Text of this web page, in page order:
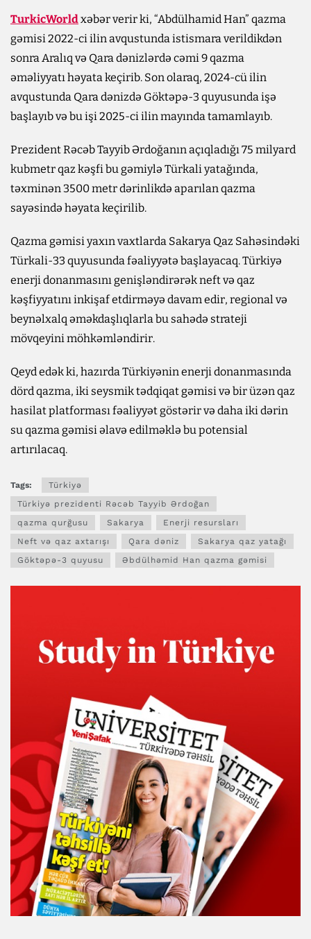
TurkicWorldxəbər verir ki, “Abdülhamid Han” qazma
gəmisi 2022-ci ilin avqustunda istismara verildikdən
sonra Aralıq və Qara dənizlərdə cəmi 9 qazma
əməliyyatı həyata keçirib. Son olaraq, 2024-cü ilin
avqustunda Qara dənizdə Göktəpə-3 quyusunda işə
başlayıb və bu işi 2025-ci ilin mayında tamamlayıb.
Prezident Rəcəb Tayyib Ərdoğanın açıqladığı 75 milyard
kubmetr qaz kəşfi bu gəmiylə Türkali yatağında,
təxminən 3500 metr dərinlikdə aparılan qazma
sayəsində həyata keçirilib.
Qazma gəmisi yaxın vaxtlarda Sakarya Qaz Sahəsindəki
Türkali-33 quyusunda fəaliyyətə başlayacaq. Türkiyə
enerji donanmasını genişləndirərək neft və qaz
kəşfiyyatını inkişaf etdirməyə davam edir, regional və
beynəlxalq əməkdaşlıqlarla bu sahədə strateji
mövqeyini möhkəmləndirir.
Qeyd edək ki, hazırda Türkiyənin enerji donanmasında
dörd qazma, iki seysmik tədqiqat gəmisi və bir üzən qaz
hasilat platforması fəaliyyət göstərir və daha iki dərin
su qazma gəmisi əlavə edilməklə bu potensial
artırılacaq.
Tags:
Türkiyə
Türkiyə prezidenti Rəcəb Tayyib Ərdoğan
qazma qurğusu
Sakarya
Enerji resursları
Neft və qaz axtarışı
Qara dəniz
Sakarya qaz yatağı
Göktəpə-3 quyusu
Əbdülhəmid Han qazma gəmisi